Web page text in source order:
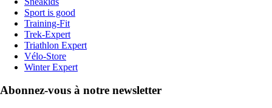
Sport is good
Training-Fit
Trek-Expert
Triathlon Expert
Vélo-Store
Winter Expert
Abonnez-vous à notre newsletter